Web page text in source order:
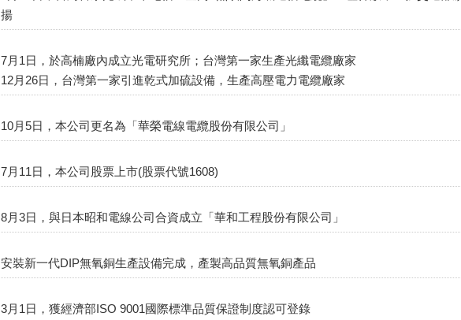
揚
7月1日，於高楠廠內成立光電研究所；台灣第一家生產光纖電纜廠家
12月26日，台灣第一家引進乾式加硫設備，生產高壓電力電纜廠家
10月5日，本公司更名為「華榮電線電纜股份有限公司」
7月11日，本公司股票上市(股票代號1608)
8月3日，與日本昭和電線公司合資成立「華和工程股份有限公司」
安裝新一代DIP無氧銅生產設備完成，產製高品質無氧銅產品
3月1日，獲經濟部ISO 9001國際標準品質保證制度認可登錄